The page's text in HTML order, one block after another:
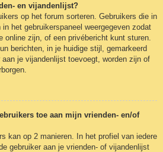
en vijandenlijst?
op het forum sorteren. Gebruikers die in
het gebruikerspaneel weergegeven zodat
online zijn, of een privébericht kunt sturen.
berichten, in je huidige stijl, gemarkeerd
je vijandenlijst toevoegt, worden zijn of
toe aan mijn vrienden- en/of
kan op 2 manieren. In het profiel van iedere
gebruiker aan je vrienden- of vijandenlijst